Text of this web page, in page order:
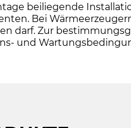
beiliegende
Bei
darf. Zur
und